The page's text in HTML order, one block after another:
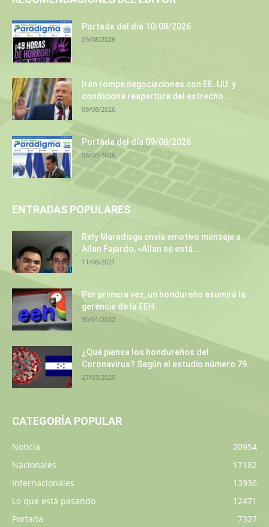
Portada del día 10/08/2026
09/08/2026
Irán rompe negociaciones con EE. UU. y
condiciona reapertura del estrecho...
09/08/2026
Portada del día 09/08/2026
08/08/2026
ENTRADAS POPULARES
Rely Maradiaga envía emotivo mensaje a
Allan Fajardo, «Allan se está...
11/08/2021
Por primera vez, un hondureño asumirá la
gerencia de la EEH
30/01/2022
¿Qué piensa los hondureños del
Coronavirus? Según el estudio número 79...
27/03/2020
CATEGORÍA POPULAR
Noticia
20954
Nacionales
17182
Internacionales
13936
Lo que está pasando
12471
Portada
7327